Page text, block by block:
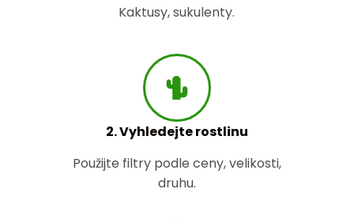
Kaktusy, sukulenty.
2. Vyhledejte rostlinu
Použijte filtry podle ceny, velikosti,
druhu.